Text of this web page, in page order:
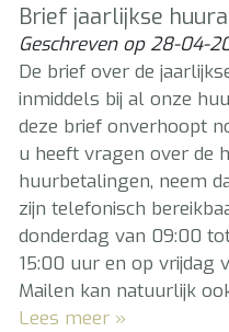
Brief jaarlijkse
Geschreven op 28-04-
De brief over de
inmiddels bij al onze
deze brief onverhoopt
u heeft vragen over de
huurbetalingen, neem
zijn telefonisch
donderdag van 09:00
15:00 uur en op vrijdag
Mailen kan natuurlijk
Lees meer »